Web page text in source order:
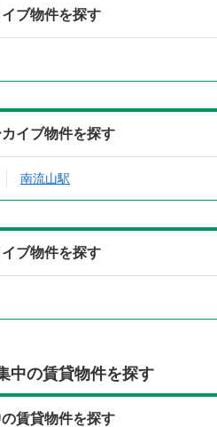
ブ物件を探す
イブ物件を探す
南流山駅
ブ物件を探す
中の賃貸物件を探す
賃貸物件を探す